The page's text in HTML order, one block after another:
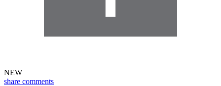
NEW
share comments